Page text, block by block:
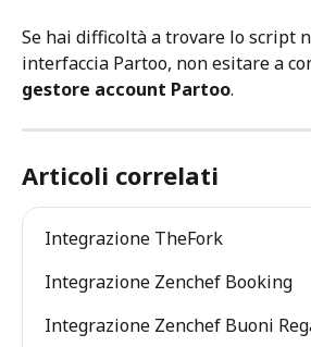
Se hai difficoltà a trovare lo script
interfaccia Partoo, non esitare a
gestore account Partoo.
Articoli correlati
Integrazione TheFork
Integrazione Zenchef Booking
Integrazione Zenchef Buoni